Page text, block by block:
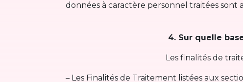
données à caractère personnel traitées
4. Sur quelle
Les finalités de
– Les Finalités de Traitement listées aux